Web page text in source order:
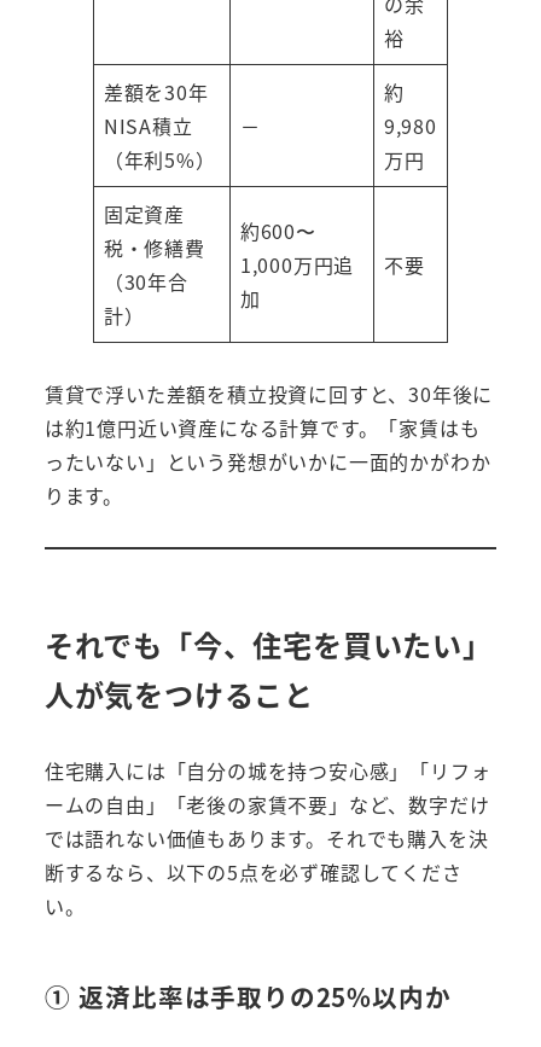
裕
差額を30年
NISA積立
（年利5%）
－
約
9,980
万円
固定資産
税・修繕費
（30年合
計）
約600〜
1,000万円追
加
不要
賃貸で浮いた差額を積立投資に回すと、30年後に
は約1億円近い資産になる計算です。「家賃はも
ったいない」という発想がいかに一面的かがわか
ります。
それでも「今、住宅を買いたい」
人が気をつけること
住宅購入には「自分の城を持つ安心感」「リフォ
ームの自由」「老後の家賃不要」など、数字だけ
では語れない価値もあります。それでも購入を決
断するなら、以下の5点を必ず確認してくださ
い。
① 返済比率は手取りの25%以内か